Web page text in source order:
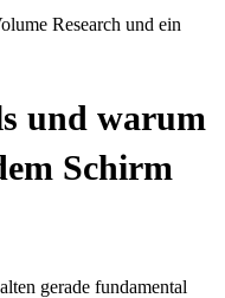
Research und ein
und warum
Schirm
gerade fundamental